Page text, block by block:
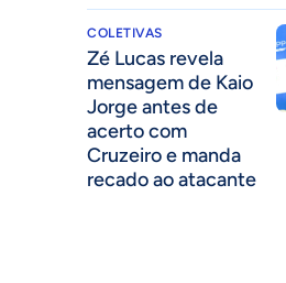
COLETIVAS
Zé Lucas revela
mensagem de Kaio
Jorge antes de
acerto com
Cruzeiro e manda
recado ao atacante